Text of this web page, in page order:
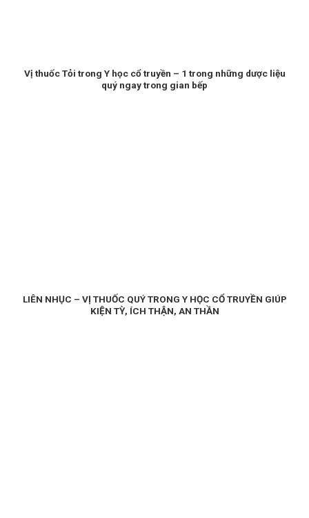
Vị thuốc Tỏi trong Y học cổ truyền – 1 trong những dược liệu
quý ngay trong gian bếp
LIÊN NHỤC – VỊ THUỐC QUÝ TRONG Y HỌC CỔ TRUYỀN GIÚP
KIỆN TỲ, ÍCH THẬN, AN THẦN